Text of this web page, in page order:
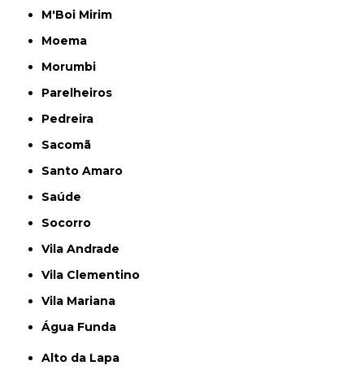
M'Boi Mirim
Moema
Morumbi
Parelheiros
Pedreira
Sacomã
Santo Amaro
Saúde
Socorro
Vila Andrade
Vila Clementino
Vila Mariana
Água Funda
Alto da Lapa